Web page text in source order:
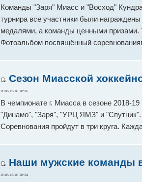
Команды "Заря" Миасс и "Восход"
турнира все участники были
медалями, а команды ценными призами.
Фотоальбом посвящённый
Сезон Миасской
2018-12-16 18:36
В чемпионате г. Миасса в сезоне 2018-
"Динамо", "Заря", "УРЦ ЯМЗ" и "Спутник".
Соревнования пройдут в три круга.
Наши мужские команды в
2018-12-16 18:34